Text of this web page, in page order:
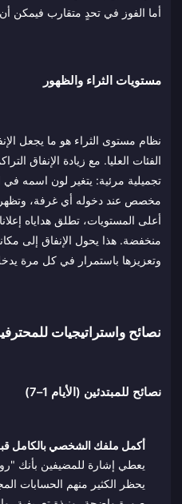
أما الفوز في تحدٍ متقارب فيمكن
مستويات الثراء والظهور
نظام مستوى الثراء هو ما يجعل
الفئات العليا. مع زيادة الإنفاق
تجميلية مرئية: يتغير لون اسمه في
مخصص عند دخوله أي غرفة،
أعلى المستويات، تطلق هداياه
منخفضة. هذا يحول الإنفاق إلى
وتعزيزها باستمرار في كل مرة
نصائح واستراتيجيات
نصائح للمبتدئين (الأيام 1–7)
أكمل ملفك الشخصي بالكامل
يعطي إشارة للمضيفين بأنك
يحظر الكثير منهم الحسابات